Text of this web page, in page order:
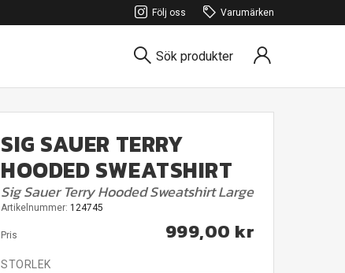
Följ oss Varumärken
Sök produkter
SIG SAUER TERRY
HOODED SWEATSHIRT
Sig Sauer Terry Hooded Sweatshirt Large
Artikelnummer: 124745
Pris 999,00 kr
STORLEK